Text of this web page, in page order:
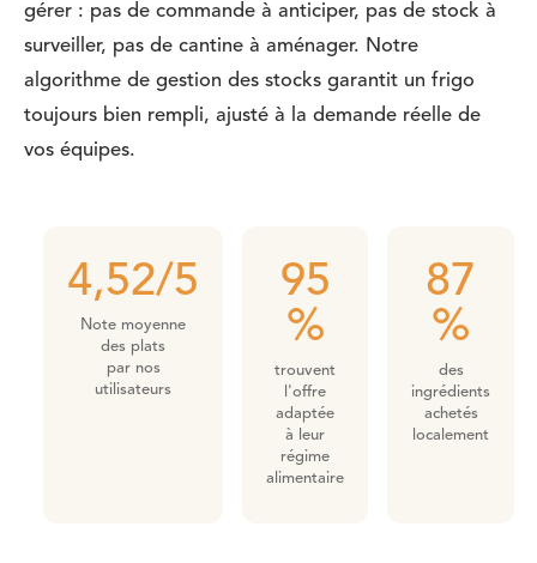
gérer : pas de commande à anticiper, pas de stock à
surveiller, pas de cantine à aménager. Notre
algorithme de gestion des stocks garantit un frigo
toujours bien rempli, ajusté à la demande réelle de
vos équipes.
4,52/5
Note moyenne
des plats
par nos
utilisateurs
95
%
trouvent
l'offre
adaptée
à leur
régime
alimentaire
87
%
des
ingrédients
achetés
localement